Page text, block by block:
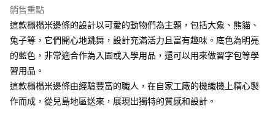
3.實際核准額度、可分期數及費用金額請依後續交易確認頁面所載為準。
4.訂單成立30分鐘內，如未前往確認交易或遇審核未通過，訂單將自動取
法說明評估內容。
【繳款方式說明】
1.分期款項不併入電信帳單，「大哥付你分期」於每月結算日後寄送繳費提
醒簡訊。
2.透過簡訊連結打開帳單後，可選擇「超商條碼／台灣大直營門市／銀行轉
帳／街口支付／iPASS MONEY」等通路繳費。
AFTEE先享後付是「在收到商品之後才付款」的支付方式。 讓您購物簡單
便利好安心！
１．簡單：不需註冊會員、不需綁卡、不需儲值。
２．便利：只要手機號碼，簡訊認證，即可結帳。
【「AFTEE先享後付」結帳流程】
１．於結帳方式選擇「AFTEE先享後付」後，將跳轉至「AFTEE先享後付」
結帳頁面，進行簡訊認證並確認金額後，即可完成結帳。
２．訂單成立數日內，您將收到繳費通知簡訊。
全家取貨付款
每筆NT$65，滿NT$1,500(含以上)免運費
7-11取貨付款
每筆NT$65，滿NT$1,500(含以上)免運費
銷售重點
這款榻榻米邊條的設計以可愛的動物們為主題，包括大象、熊貓、
兔子等，它們開心地跳舞，設計充滿活力且富有趣味。底色為明亮
的藍色，非常適合作為入園或入學用品，還可以用來做習字包等學
習用品。
這款榻榻米邊條由經驗豐富的職人，在自家工廠的機織機上精心製
作而成，從兒島地區送來，展現出獨特的質感和設計。